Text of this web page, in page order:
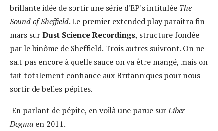
brillante idée de sortir une série d'EP's intitulée The
Sound of Sheffield. Le premier extended play paraîtra fin
mars surDust Science Recordings, structure fondée
par le binôme de Sheffield. Trois autres suivront. On ne
sait pas encore à quelle sauce on va être mangé, mais on
fait totalement confiance aux Britanniques pour nous
sortir de belles pépites.
En parlant de pépite, en voilà une parue surLiber
Dogma en 2011.